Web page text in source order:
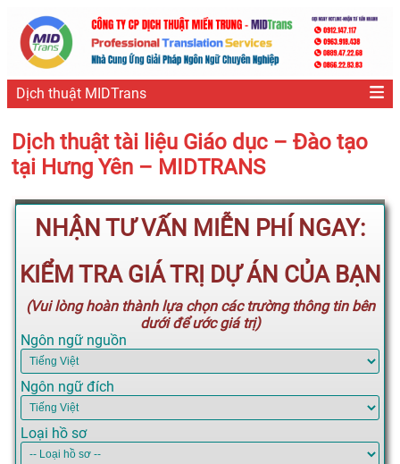
Dịch thuật MIDTrans
Dịch thuật tài liệu Giáo dục – Đào tạo
tại Hưng Yên – MIDTRANS
NHẬN TƯ VẤN MIỄN PHÍ NGAY:
KIỂM TRA GIÁ TRỊ DỰ ÁN CỦA BẠN
(Vui lòng hoàn thành lựa chọn các trường thông tin bên
dưới để ước giá trị)
Ngôn ngữ nguồn
Ngôn ngữ đích
Loại hồ sơ